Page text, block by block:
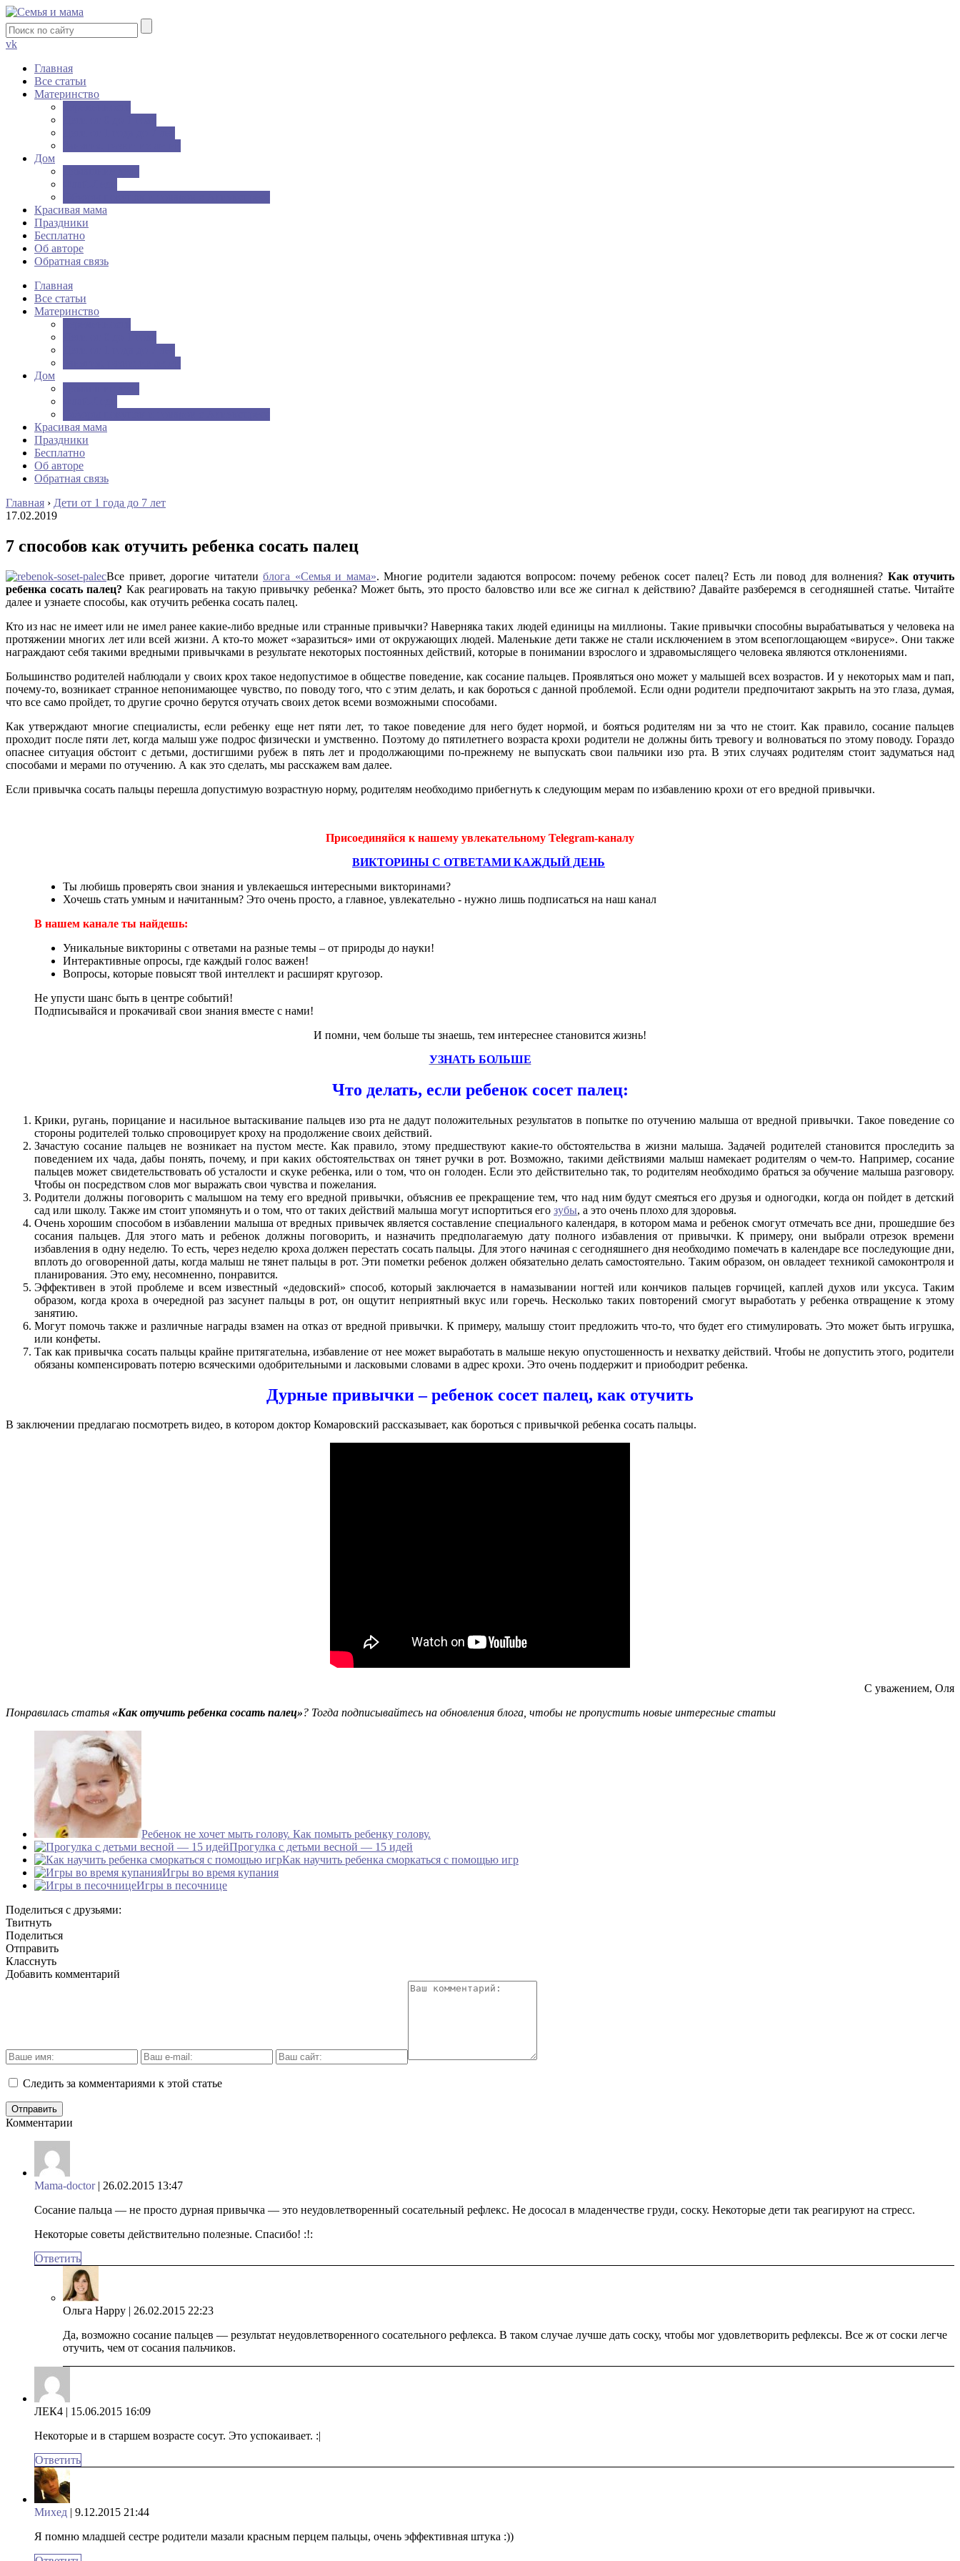
vk
Главная
Все статьи
Материнство
Дом
Красивая мама
Праздники
Бесплатно
Об авторе
Обратная связь
Главная
Все статьи
Материнство
Дом
Красивая мама
Праздники
Бесплатно
Об авторе
Обратная связь
Главная › Дети от 1 года до 7 лет
17.02.2019
7 способов как отучить ребенка сосать палец
Все привет, дорогие читатели блога «Семья и мама». Многие родители задаются вопросом: почему ребенок сосет палец? Есть ли повод для волнения? Как отучить
ребенка сосать палец? Как реагировать на такую привычку ребенка? Может быть, это просто баловство или все же сигнал к действию? Давайте разберемся в сегодняшней статье. Читайте
далее и узнаете способы, как отучить ребенка сосать палец.
Кто из нас не имеет или не имел ранее какие-либо вредные или странные привычки? Наверняка таких людей единицы на миллионы. Такие привычки способны вырабатываться у человека на
протяжении многих лет или всей жизни. А кто-то может «заразиться» ими от окружающих людей. Маленькие дети также не стали исключением в этом всепоглощающем «вирусе». Они также
награждают себя такими вредными привычками в результате некоторых постоянных действий, которые в понимании взрослого и здравомыслящего человека являются отклонениями.
Большинство родителей наблюдали у своих крох такое недопустимое в обществе поведение, как сосание пальцев. Проявляться оно может у малышей всех возрастов. И у некоторых мам и пап,
почему-то, возникает странное непонимающее чувство, по поводу того, что с этим делать, и как бороться с данной проблемой. Если одни родители предпочитают закрыть на это глаза, думая,
что все само пройдет, то другие срочно берутся отучать своих деток всеми возможными способами.
Как утверждают многие специалисты, если ребенку еще нет пяти лет, то такое поведение для него будет нормой, и бояться родителям ни за что не стоит. Как правило, сосание пальцев
проходит после пяти лет, когда малыш уже подрос физически и умственно. Поэтому до пятилетнего возраста крохи родители не должны бить тревогу и волноваться по этому поводу. Гораздо
опаснее ситуация обстоит с детьми, достигшими рубеж в пять лет и продолжающими по-прежнему не выпускать свои пальчики изо рта. В этих случаях родителям стоит задуматься над
способами и мерами по отучению. А как это сделать, мы расскажем вам далее.
Если привычка сосать пальцы перешла допустимую возрастную норму, родителям необходимо прибегнуть к следующим мерам по избавлению крохи от его вредной привычки.
Присоединяйся к нашему увлекательному Telegram-каналу
ВИКТОРИНЫ С ОТВЕТАМИ КАЖДЫЙ ДЕНЬ
Ты любишь проверять свои знания и увлекаешься интересными викторинами?
Хочешь стать умным и начитанным? Это очень просто, а главное, увлекательно - нужно лишь подписаться на наш канал
В нашем канале ты найдешь:
Уникальные викторины с ответами на разные темы – от природы до науки!
Интерактивные опросы, где каждый голос важен!
Вопросы, которые повысят твой интеллект и расширят кругозор.
Не упусти шанс быть в центре событий!
Подписывайся и прокачивай свои знания вместе с нами!
И помни, чем больше ты знаешь, тем интереснее становится жизнь!
УЗНАТЬ БОЛЬШЕ
Что делать, если ребенок сосет палец:
Крики, ругань, порицание и насильное вытаскивание пальцев изо рта не дадут положительных результатов в попытке по отучению малыша от вредной привычки. Такое поведение со
стороны родителей только спровоцирует кроху на продолжение своих действий.
Зачастую сосание пальцев не возникает на пустом месте. Как правило, этому предшествуют какие-то обстоятельства в жизни малыша. Задачей родителей становится проследить за
поведением их чада, дабы понять, почему, и при каких обстоятельствах он тянет ручки в рот. Возможно, такими действиями малыш намекает родителям о чем-то. Например, сосание
пальцев может свидетельствовать об усталости и скуке ребенка, или о том, что он голоден. Если это действительно так, то родителям необходимо браться за обучение малыша разговору.
Чтобы он посредством слов мог выражать свои чувства и пожелания.
Родители должны поговорить с малышом на тему его вредной привычки, объяснив ее прекращение тем, что над ним будут смеяться его друзья и одногодки, когда он пойдет в детский
сад или школу. Также им стоит упомянуть и о том, что от таких действий малыша могут испортиться его зубы, а это очень плохо для здоровья.
Очень хорошим способом в избавлении малыша от вредных привычек является составление специального календаря, в котором мама и ребенок смогут отмечать все дни, прошедшие без
сосания пальцев. Для этого мать и ребенок должны поговорить, и назначить предполагаемую дату полного избавления от привычки. К примеру, они выбрали отрезок времени
избавления в одну неделю. То есть, через неделю кроха должен перестать сосать пальцы. Для этого начиная с сегодняшнего дня необходимо помечать в календаре все последующие дни,
вплоть до оговоренной даты, когда малыш не тянет пальцы в рот. Эти пометки ребенок должен обязательно делать самостоятельно. Таким образом, он овладеет техникой самоконтроля и
планирования. Это ему, несомненно, понравится.
Эффективен в этой проблеме и всем известный «дедовский» способ, который заключается в намазывании ногтей или кончиков пальцев горчицей, каплей духов или уксуса. Таким
образом, когда кроха в очередной раз засунет пальцы в рот, он ощутит неприятный вкус или горечь. Несколько таких повторений смогут выработать у ребенка отвращение к этому
занятию.
Могут помочь также и различные награды взамен на отказ от вредной привычки. К примеру, малышу стоит предложить что-то, что будет его стимулировать. Это может быть игрушка,
или конфеты.
Так как привычка сосать пальцы крайне притягательна, избавление от нее может выработать в малыше некую опустошенность и нехватку действий. Чтобы не допустить этого, родители
обязаны компенсировать потерю всяческими одобрительными и ласковыми словами в адрес крохи. Это очень поддержит и приободрит ребенка.
Дурные привычки – ребенок сосет палец, как отучить
В заключении предлагаю посмотреть видео, в котором доктор Комаровский рассказывает, как бороться с привычкой ребенка сосать пальцы.
С уважением, Оля
Понравилась статья «Как отучить ребенка сосать палец»? Тогда подписывайтесь на обновления блога, чтобы не пропустить новые интересные статьи
Ребенок не хочет мыть голову. Как помыть ребенку голову.
Прогулка с детьми весной — 15 идей
Как научить ребенка сморкаться с помощью игр
Игры во время купания
Игры в песочнице
Поделиться с друзьями:
Твитнуть
Поделиться
Отправить
Класснуть
Добавить комментарий
Следить за комментариями к этой статье
Комментарии
Mama-doctor | 26.02.2015 13:47
Сосание пальца — не просто дурная привычка — это неудовлетворенный сосательный рефлекс. Не дососал в младенчестве груди, соску. Некоторые дети так реагируют на стресс.
Некоторые советы действительно полезные. Спасибо! :!:
Ответить
Ольга Happy | 26.02.2015 22:23
Да, возможно сосание пальцев — результат неудовлетворенного сосательного рефлекса. В таком случае лучше дать соску, чтобы мог удовлетворить рефлексы. Все ж от соски легче
отучить, чем от сосания пальчиков.
ЛЕК4 | 15.06.2015 16:09
Некоторые и в старшем возрасте сосут. Это успокаивает. :|
Ответить
Михед | 9.12.2015 21:44
Я помню младшей сестре родители мазали красным перцем пальцы, очень эффективная штука :))